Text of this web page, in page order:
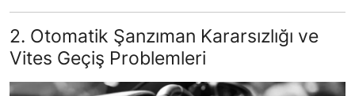
2. Otomatik Şanzıman Kararsızlığı ve
Vites Geçiş Problemleri